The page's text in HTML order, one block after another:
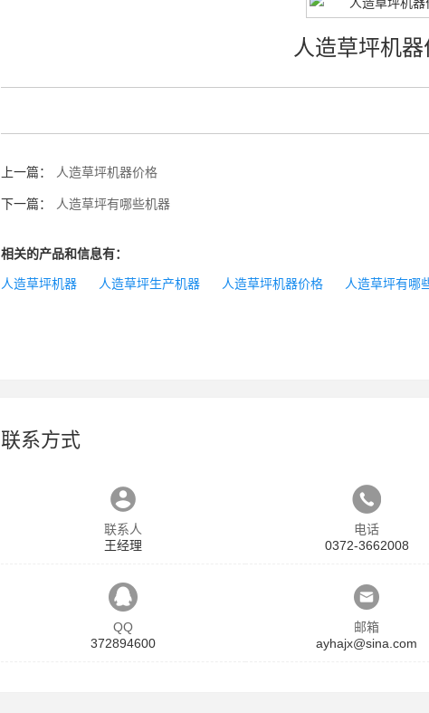
人造草坪机器
上一篇： 人造草坪机器价格
下一篇： 人造草坪有哪些机器
相关的产品和信息有：
人造草坪机器 人造草坪生产机器 人造草坪机器价格 人造草坪有哪
联系方式
联系人
王经理
电话
0372-3662008
QQ
372894600
邮箱
ayhajx@sina.com